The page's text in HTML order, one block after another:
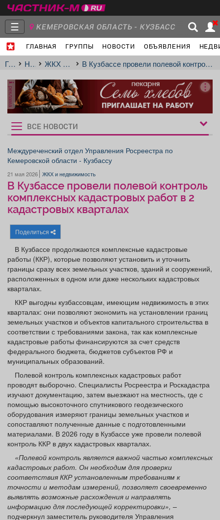
☰ КЕМЕРОВСКАЯ ОБЛАСТЬ - КУЗБАСС
ГЛАВНАЯ ГРУППЫ НОВОСТИ ОБЪЯВЛЕНИЯ
Главная
Группы Новости
Объявления Недвижимость Услуги
Афиша
Товары Поздравления Погода
ТВ программа Я - пенсионер
ГлавнаяНовостиЖКХ и недвижимость В Кузбассе провели полевой контроль комплексных кадастровых работ в 2 кадастровых кварталах
реклама
Рукбрики
новостей
ВСЕ НОВОСТИ
Междуреченский отдел Управления Росреестра по
Кемеровской области - Кузбассу
21 мая 2026 ЖКХ и недвижимость
В Кузбассе провели полевой контроль
комплексных кадастровых работ в 2
кадастровых кварталах
Поделиться
В Кузбассе продолжаются комплексные кадастровые
работы (ККР), которые позволяют установить и уточнить
границы сразу всех земельных участков, зданий и сооружений,
расположенных в одном или даже нескольких кадастровых
кварталах.
ККР выгодны кузбассовцам, имеющим недвижимость в этих
кварталах: они позволяют экономить на установлении границ
земельных участков и объектов капитального строительства в
соответствии с требованиями закона, так как комплексные
кадастровые работы финансируются за счет средств
федерального бюджета, бюджетов субъектов РФ и
муниципальных образований.
Полевой контроль комплексных кадастровых работ
проводят выборочно. Специалисты Росреестра и Роскадастра
изучают документацию, затем выезжают на местность, где с
помощью высокоточного спутникового геодезического
оборудования измеряют границы земельных участков и
сопоставляют полученные данные с подготовленными
материалами. В 2026 году в Кузбассе уже провели полевой
контроль ККР в двух кадастровых кварталах.
«Полевой контроль является важной частью комплексных
кадастровых работ. Он необходим для проверки
соответствия ККР установленным требованиям к
точности и методам измерений, позволяет своевременно
выявлять возможные расхождения и направлять
информацию для последующей корректировки», –
подчеркнул заместитель руководителя Управления